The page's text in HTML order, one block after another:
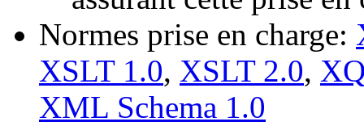
Normes prise en charge:
XSLT 1.0, XSLT 2.0,
XML Schema 1.0